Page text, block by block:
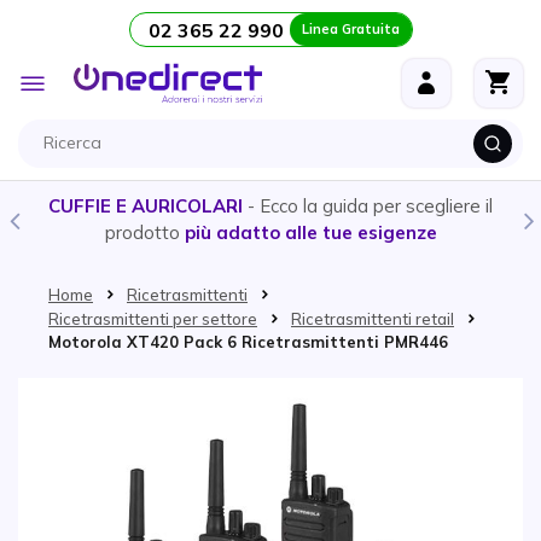
Salta al contenuto 02 365 22 990 Linea Gratuita
Toggle
Nav
CUFFIE E AURICOLARI - Ecco la guida per scegliere il
prodotto più adatto alle tue esigenze
Home
Ricetrasmittenti
Ricetrasmittenti per settore
Ricetrasmittenti retail
Motorola XT420 Pack 6 Ricetrasmittenti PMR446